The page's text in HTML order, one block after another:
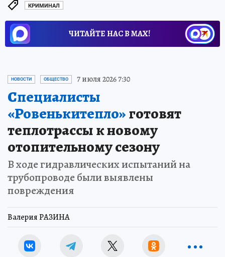
КРИМИНАЛ
ЧИТАЙТЕ НАС В МАХ!
НОВОСТИ ОБЩЕСТВО 7 июля 2026 7:30
Специалисты
«Ровенькитепло»готовят
теплотрассы к новому
отопительному сезону
В ходе гидравлических испытаний на
трубопроводе были выявлены
повреждения
Валерия РАЗИНА